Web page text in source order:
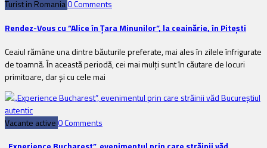
Turist in Romania0 Comments
Rendez-Vous cu ”Alice în Țara Minunilor”, la ceainărie, în Pitești
Ceaiul rămâne una dintre băuturile preferate, mai ales în zilele înfrigurate
de toamnă. În această periodă, cei mai mulți sunt în căutare de locuri
primitoare, dar și cu cele mai
Vacante active0 Comments